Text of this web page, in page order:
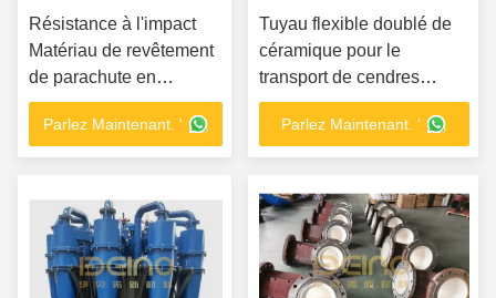
Résistance à l'impact
Matériau de revêtement
de parachute en
céramique revêtu de
revêtements d'usure de
parachute
Parlez Maintenant. '
Tuyau flexible doublé de
céramique pour le
transport de cendres
volantes dans les
centrales électriques
Parlez Maintenant. '